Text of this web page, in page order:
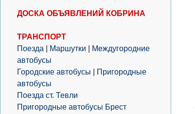
ДОСКА ОБЪЯВЛЕНИЙ КОБРИНА
ТРАНСПОРТ
Поезда
Маршутки
Междугородние
автобусы
Городские автобусы
Пригородные
автобусы
Поезда ст. Тевли
Пригородные автобусы Брест